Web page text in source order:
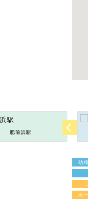
肥前浜駅
幼
ホ